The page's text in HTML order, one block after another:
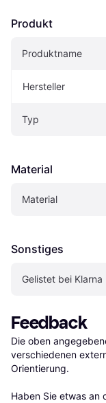
Produkt
Produktname
Hersteller
Typ
Material
Material
Sonstiges
Gelistet bei Klarna
Feedback
Die oben
verschiedenen
Orientierung.
Haben Sie etwas an